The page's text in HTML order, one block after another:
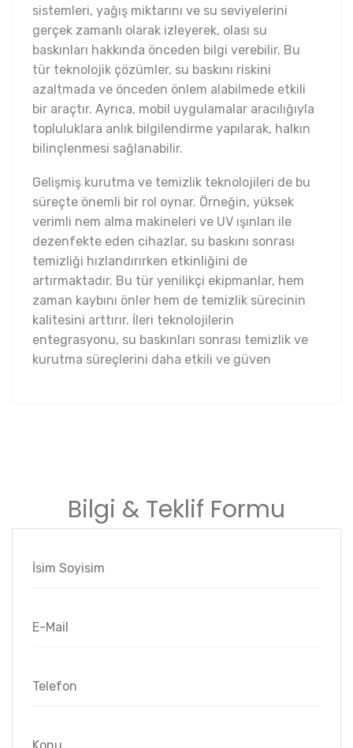
sistemleri, yağış miktarını ve su seviyelerini
gerçek zamanlı olarak izleyerek, olası su
baskınları hakkında önceden bilgi verebilir. Bu
tür teknolojik çözümler, su baskını riskini
azaltmada ve önceden önlem alabilmede etkili
bir araçtır. Ayrıca, mobil uygulamalar aracılığıyla
topluluklara anlık bilgilendirme yapılarak, halkın
bilinçlenmesi sağlanabilir.
Gelişmiş kurutma ve temizlik teknolojileri de bu
süreçte önemli bir rol oynar. Örneğin, yüksek
verimli nem alma makineleri ve UV ışınları ile
dezenfekte eden cihazlar, su baskını sonrası
temizliği hızlandırırken etkinliğini de
artırmaktadır. Bu tür yenilikçi ekipmanlar, hem
zaman kaybını önler hem de temizlik sürecinin
kalitesini arttırır. İleri teknolojilerin
entegrasyonu, su baskınları sonrası temizlik ve
kurutma süreçlerini daha etkili ve güven
Bilgi & Teklif Formu